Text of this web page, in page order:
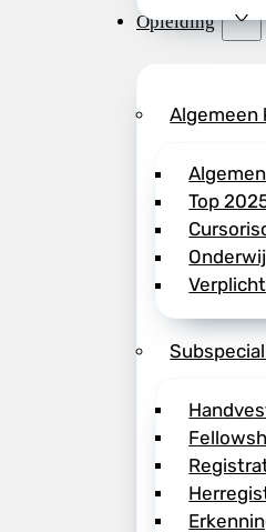
Opleiding
Algemeen
Top